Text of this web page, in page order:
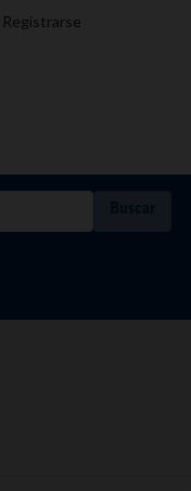
Registrarse